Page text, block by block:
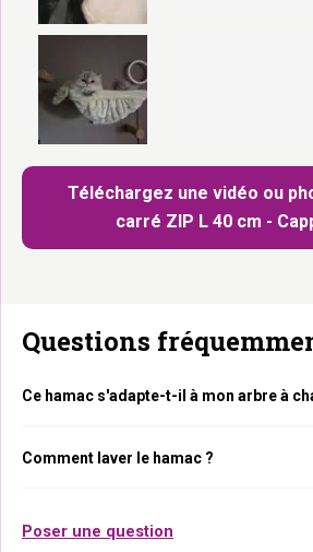
Téléchargez une vidéo ou
carré ZIP L 40 cm -
Questions
Ce hamac s'adapte-t-il à mon arbre à
Comment laver le hamac ?
Poser une question